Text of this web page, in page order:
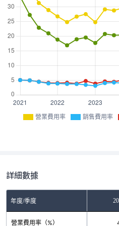
營業費用率 銷售費用率
詳細數據
年度/季度2025-Q4
營業費用率（%）
39.30